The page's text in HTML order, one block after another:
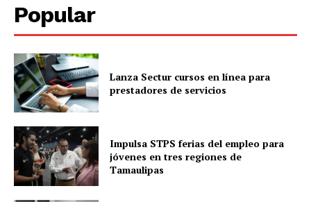
Popular
Lanza Sectur cursos en línea para
prestadores de servicios
Impulsa STPS ferias del empleo para
jóvenes en tres regiones de
Tamaulipas